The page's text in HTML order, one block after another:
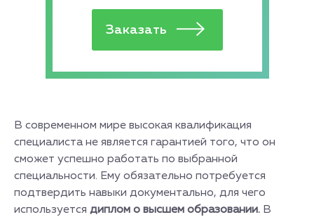
В современном мире высокая квалификация
специалиста не является гарантией того, что он
сможет успешно работать по выбранной
специальности. Ему обязательно потребуется
подтвердить навыки документально, для чего
используется диплом о высшем образовании. В